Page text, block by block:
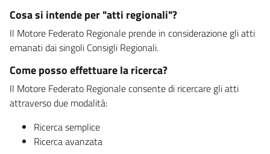
Cosa si intende per "atti regionali"?
Il Motore Federato Regionale prende in considerazione gli atti
emanati dai singoli Consigli Regionali.
Come posso effettuare la ricerca?
Il Motore Federato Regionale consente di ricercare gli atti
attraverso due modalità:
Ricerca semplice
Ricerca avanzata